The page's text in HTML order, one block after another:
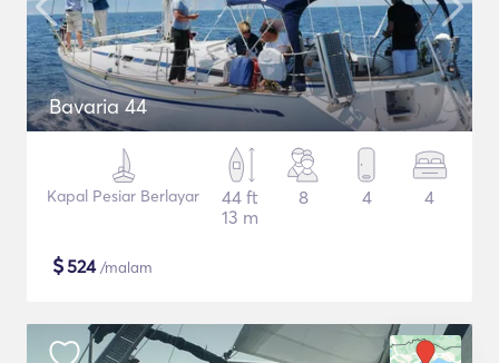
Bavaria 44
Kapal Pesiar Berlayar
44 ft
13 m
8 4 4
$524/malam